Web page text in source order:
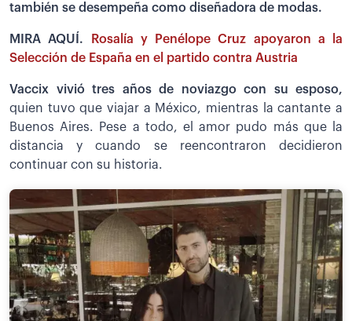
también se desempeña como diseñadora de modas.
MIRA AQUÍ.
Rosalía y Penélope Cruz apoyaron a la
Selección de España en el partido contra Austria
Vaccix vivió tres años de noviazgo con su esposo,
quien tuvo que viajar a México, mientras la cantante a
Buenos Aires. Pese a todo, el amor pudo más que la
distancia y cuando se reencontraron decidieron
continuar con su historia.